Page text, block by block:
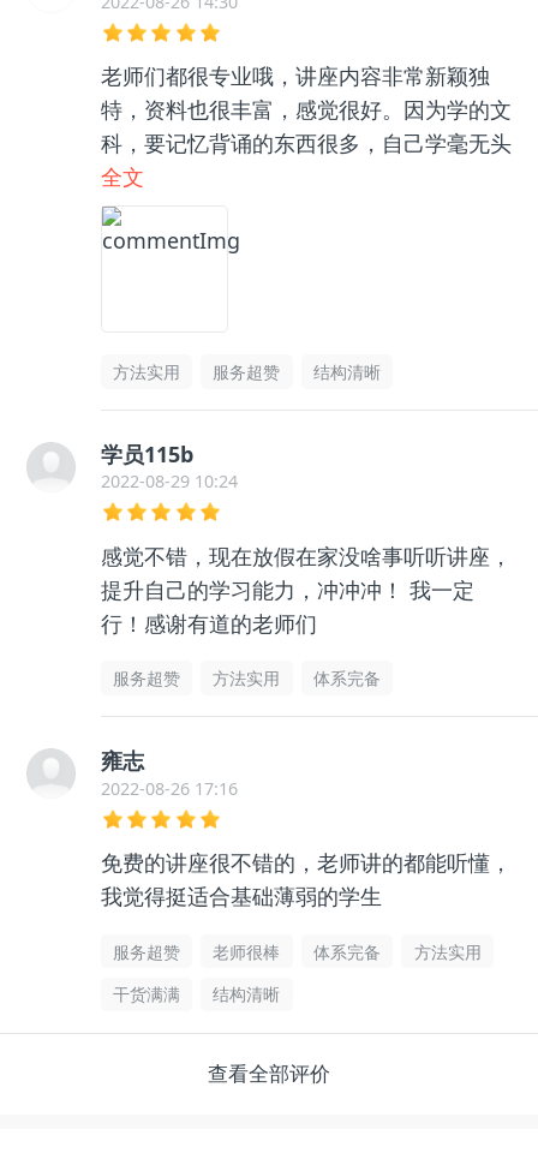
老师们都很专业哦，讲座内容非常新颖独
特，资料也很丰富，感觉很好。因为学的文
科，要记忆背诵的东西很多，自己学毫无头
绪，和咨询老师聊了之后收获很大，逻辑框
架清晰了很多，总之很推荐👍🏻
全文
方法实用 服务超赞 结构清晰
学员115b
2022-08-29 10:24
感觉不错，现在放假在家没啥事听听讲座，
提升自己的学习能力，冲冲冲！ 我一定
行！感谢有道的老师们
服务超赞 方法实用 体系完备
雍志
2022-08-26 17:16
免费的讲座很不错的，老师讲的都能听懂，
我觉得挺适合基础薄弱的学生
服务超赞 老师很棒 体系完备
方法实用
干货满满
结构清晰
查看全部评价